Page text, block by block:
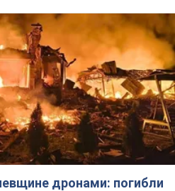
дронами: погибли